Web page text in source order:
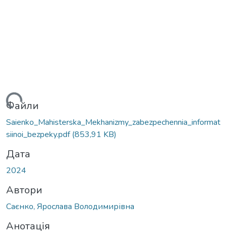
Файли
Saienko_Mahisterska_Mekhanizmy_zabezpechennia_informat
siinoi_bezpeky.pdf(853,91 KB)
Дата
2024
Автори
Саєнко, Ярослава Володимирівна
Анотація